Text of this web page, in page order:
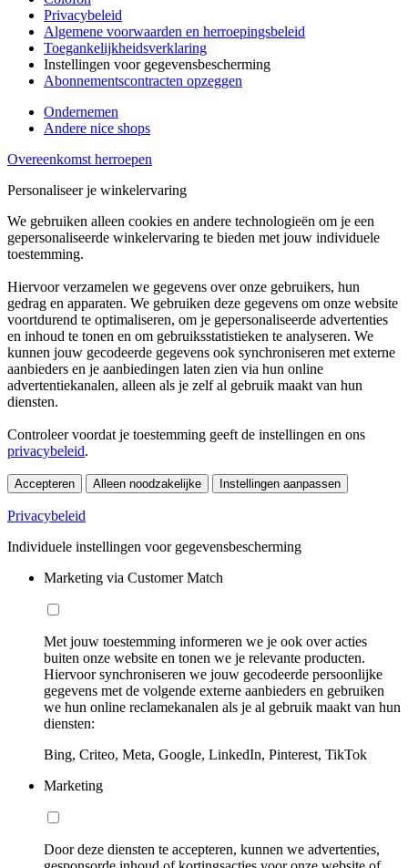
Privacybeleid
Algemene voorwaarden en herroepingsbeleid
Toegankelijkheidsverklaring
Instellingen voor gegevensbescherming
Abonnementscontracten opzeggen
Ondernemen
Andere nice shops
Overeenkomst herroepen
Personaliseer je winkelervaring
We gebruiken alleen cookies en andere technologieën om je een
gepersonaliseerde winkelervaring te bieden met jouw individuele
toestemming.
Hiervoor verzamelen we gegevens over onze gebruikers, hun
gedrag en apparaten. We gebruiken deze gegevens om onze website
voortdurend te optimaliseren, om je gepersonaliseerde advertenties
en inhoud te tonen en om gebruiksstatistieken te analyseren. We
kunnen jouw gecodeerde gegevens ook synchroniseren met externe
aanbieders en je aanbiedingen laten zien via hun online
advertentiekanalen, alleen als je zelf al gebruik maakt van hun
diensten.
Controleer voordat je toestemming geeft de instellingen en ons
privacybeleid.
Accepteren Alleen noodzakelijke Instellingen aanpassen
Privacybeleid
Individuele instellingen voor gegevensbescherming
Marketing via Customer Match
Met jouw toestemming informeren we je ook over acties
buiten onze website en tonen we je relevante producten.
Hiervoor synchroniseren we jouw gecodeerde persoonlijke
gegevens met de volgende externe aanbieders en gebruiken
we hun online reclamekanalen als je al gebruik maakt van hun
diensten:
Bing, Criteo, Meta, Google, LinkedIn, Pinterest, TikTok
Marketing
Door deze diensten te accepteren, kunnen we advertenties,